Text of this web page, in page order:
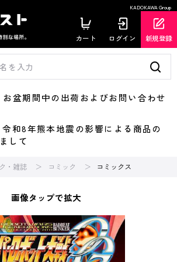
KADOKAWA Group
カート ログイン 新規登録
期間中の出荷およびお問い合わせ
8年熊本地震の影響による商品の
して
・雑誌 コミック コミックス
画像タップで拡大